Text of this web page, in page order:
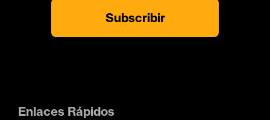
Enlaces Rápidos